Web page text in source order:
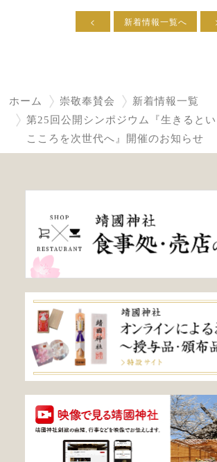
< 新着情報一覧へ
ホーム 崇敬奉賛会
新着情報一覧
第25回公開シンポジウム『生きると
こころを次世代へ』開催のお知らせ